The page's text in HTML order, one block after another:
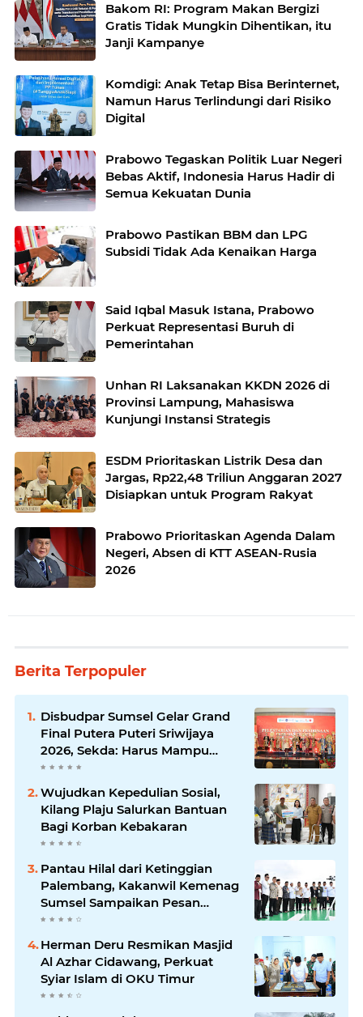
Bakom RI: Program Makan Bergizi
Gratis Tidak Mungkin Dihentikan, itu
Janji Kampanye
Komdigi: Anak Tetap Bisa Berinternet,
Namun Harus Terlindungi dari Risiko
Digital
Prabowo Tegaskan Politik Luar Negeri
Bebas Aktif, Indonesia Harus Hadir di
Semua Kekuatan Dunia
Prabowo Pastikan BBM dan LPG
Subsidi Tidak Ada Kenaikan Harga
Said Iqbal Masuk Istana, Prabowo
Perkuat Representasi Buruh di
Pemerintahan
Unhan RI Laksanakan KKDN 2026 di
Provinsi Lampung, Mahasiswa
Kunjungi Instansi Strategis
ESDM Prioritaskan Listrik Desa dan
Jargas, Rp22,48 Triliun Anggaran 2027
Disiapkan untuk Program Rakyat
Prabowo Prioritaskan Agenda Dalam
Negeri, Absen di KTT ASEAN-Rusia
2026
Berita Terpopuler
Disbudpar Sumsel Gelar Grand
Final Putera Puteri Sriwijaya
2026, Sekda: Harus Mampu
Bawa Sumsel Go Internasional
Wujudkan Kepedulian Sosial,
Kilang Plaju Salurkan Bantuan
Bagi Korban Kebakaran
Pantau Hilal dari Ketinggian
Palembang, Kakanwil Kemenag
Sumsel Sampaikan Pesan
Kerukunan
Herman Deru Resmikan Masjid
Al Azhar Cidawang, Perkuat
Syiar Islam di OKU Timur